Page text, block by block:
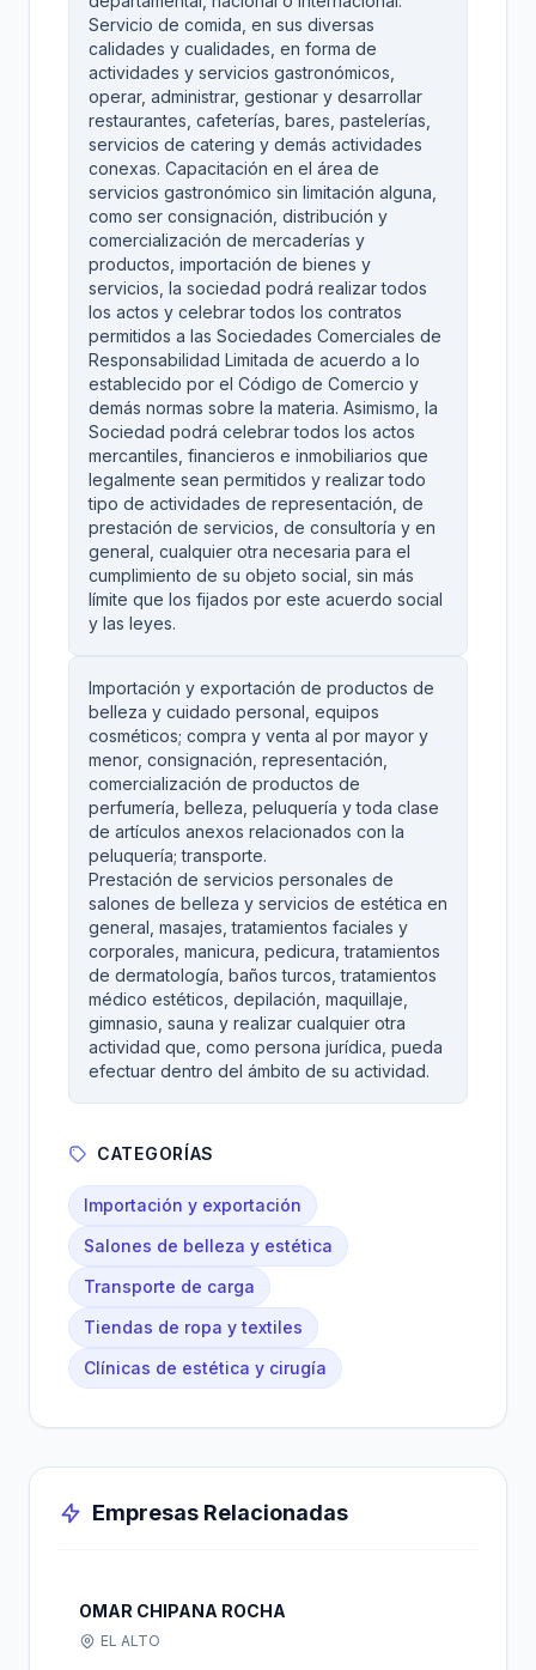
Servicio de comida, en sus diversas
calidades y cualidades, en forma de
actividades y servicios gastronómicos,
operar, administrar, gestionar y desarrollar
restaurantes, cafeterías, bares, pastelerías,
servicios de catering y demás actividades
conexas. Capacitación en el área de
servicios gastronómico sin limitación alguna,
como ser consignación, distribución y
comercialización de mercaderías y
productos, importación de bienes y
servicios, la sociedad podrá realizar todos
los actos y celebrar todos los contratos
permitidos a las Sociedades Comerciales de
Responsabilidad Limitada de acuerdo a lo
establecido por el Código de Comercio y
demás normas sobre la materia. Asimismo, la
Sociedad podrá celebrar todos los actos
mercantiles, financieros e inmobiliarios que
legalmente sean permitidos y realizar todo
tipo de actividades de representación, de
prestación de servicios, de consultoría y en
general, cualquier otra necesaria para el
cumplimiento de su objeto social, sin más
límite que los fijados por este acuerdo social
y las leyes.
Importación y exportación de productos de
belleza y cuidado personal, equipos
cosméticos; compra y venta al por mayor y
menor, consignación, representación,
comercialización de productos de
perfumería, belleza, peluquería y toda clase
de artículos anexos relacionados con la
peluquería; transporte.
Prestación de servicios personales de
salones de belleza y servicios de estética en
general, masajes, tratamientos faciales y
corporales, manicura, pedicura, tratamientos
de dermatología, baños turcos, tratamientos
médico estéticos, depilación, maquillaje,
gimnasio, sauna y realizar cualquier otra
actividad que, como persona jurídica, pueda
efectuar dentro del ámbito de su actividad.
CATEGORÍAS
Importación y exportación
Salones de belleza y estética
Transporte de carga
Tiendas de ropa y textiles
Clínicas de estética y cirugía
Empresas Relacionadas
OMAR CHIPANA ROCHA
EL ALTO